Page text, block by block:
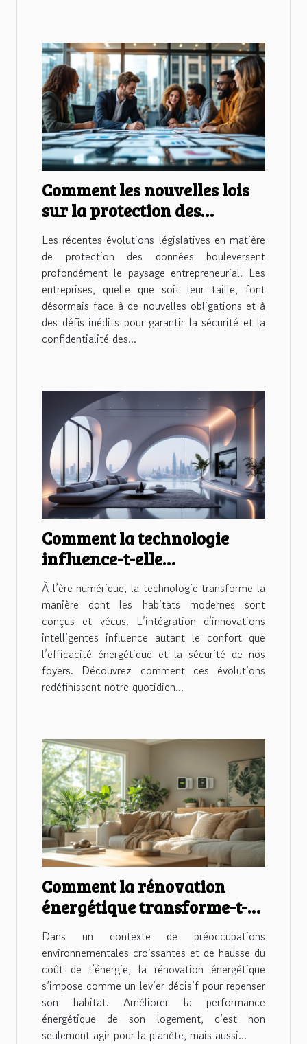
Comment les nouvelles lois
sur la protection des
données influencent-elles
les entreprises ?
Les récentes évolutions législatives en matière
de protection des données bouleversent
profondément le paysage entrepreneurial. Les
entreprises, quelle que soit leur taille, font
désormais face à de nouvelles obligations et à
des défis inédits pour garantir la sécurité et la
confidentialité des...
Comment la technologie
influence-t-elle
l'aménagement des habitats
modernes ?
À l’ère numérique, la technologie transforme la
manière dont les habitats modernes sont
conçus et vécus. L’intégration d’innovations
intelligentes influence autant le confort que
l’efficacité énergétique et la sécurité de nos
foyers. Découvrez comment ces évolutions
redéfinissent notre quotidien...
Comment la rénovation
énergétique transforme-t-
elle votre habitat ?
Dans un contexte de préoccupations
environnementales croissantes et de hausse du
coût de l’énergie, la rénovation énergétique
s’impose comme un levier décisif pour repenser
son habitat. Améliorer la performance
énergétique de son logement, c’est non
seulement agir pour la planète, mais aussi...